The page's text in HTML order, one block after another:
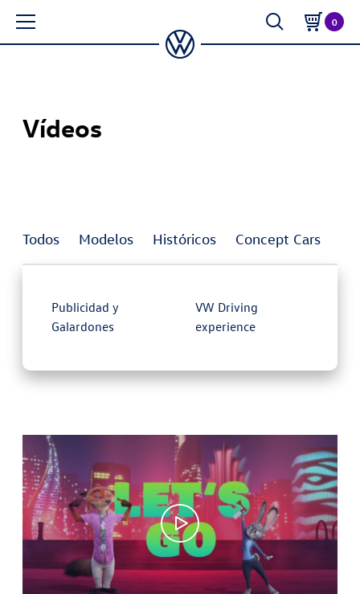
0
Vídeos
Todos Modelos Históricos Concept Cars
Publicidad y
Galardones
VW Driving
experience